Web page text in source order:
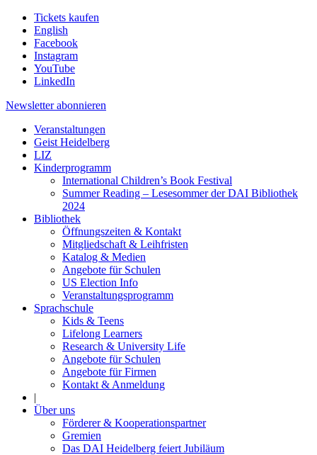
Tickets kaufen
English
Facebook
Instagram
YouTube
LinkedIn
Newsletter abonnieren
Veranstaltungen
Geist Heidelberg
LIZ
Kinderprogramm
International Children’s Book Festival
Summer Reading – Lesesommer der DAI Bibliothek
2024
Bibliothek
Öffnungszeiten & Kontakt
Mitgliedschaft & Leihfristen
Katalog & Medien
Angebote für Schulen
US Election Info
Veranstaltungsprogramm
Sprachschule
Kids & Teens
Lifelong Learners
Research & University Life
Angebote für Schulen
Angebote für Firmen
Kontakt & Anmeldung
|
Über uns
Förderer & Kooperationspartner
Gremien
Das DAI Heidelberg feiert Jubiläum